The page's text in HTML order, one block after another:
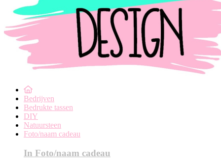
Bedrijven
Bedrukte tassen
DIY
Natuursteen
Foto/naam cadeau
In Foto/naam cadeau